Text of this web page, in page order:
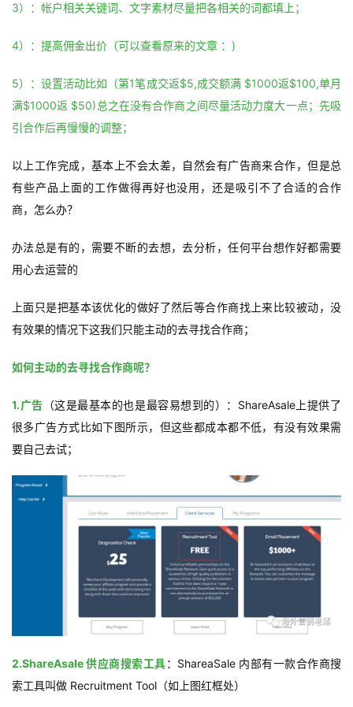
3）：帐户相关关键词、文字素材尽量把各相关的词都填上；
4）：提高佣金出价（可以查看原来的文章 ：)
5）：设置活动比如（第1笔成交返$5,成交额满 $1000返$100,单月
满$1000返 $50)总之在没有合作商之间尽量活动力度大一点；先吸
引合作后再慢慢的调整；
以上工作完成，基本上不会太差，自然会有广告商来合作，但是总
有些产品上面的工作做得再好也没用，还是吸引不了合适的合作
商，怎么办？
办法总是有的，需要不断的去想，去分析，任何平台想作好都需要
用心去运营的
上面只是把基本该优化的做好了然后等合作商找上来比较被动，没
有效果的情况下这我们只能主动的去寻找合作商；
如何主动的去寻找合作商呢？
1.广告 （这是最基本的也是最容易想到的）：ShareAsale上提供了
很多广告方式比如下图所示， 但这些都成本都不低，有没有效果需
要自己去试；
2.ShareAsale 供应商搜索工具：ShareaSale 内部有一款合作商搜
索工具叫做 Recruitment Tool（如上图红框处）